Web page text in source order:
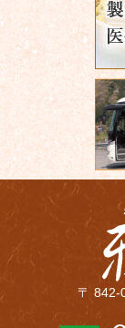
〒 842-